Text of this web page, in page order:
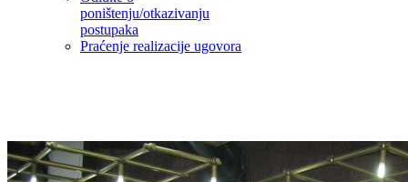
poništenju/otkazivanju
postupaka
Praćenje realizacije ugovora